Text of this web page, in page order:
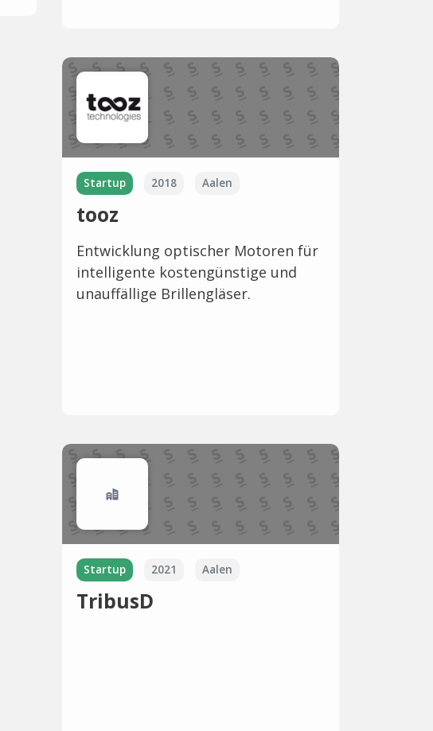
Startup 2018 Aalen
tooz
Entwicklung optischer Motoren für
intelligente kostengünstige und
unauffällige Brillengläser.
Startup 2021 Aalen
TribusD